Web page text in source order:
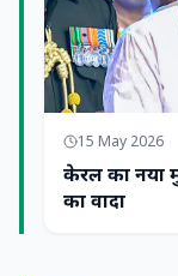
15 May 2026
केरल का नया
का वादा